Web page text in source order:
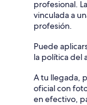
profesional.
vinculada a
profesión.
Puede
la política del
A tu llegada,
oficial con
en efectivo,